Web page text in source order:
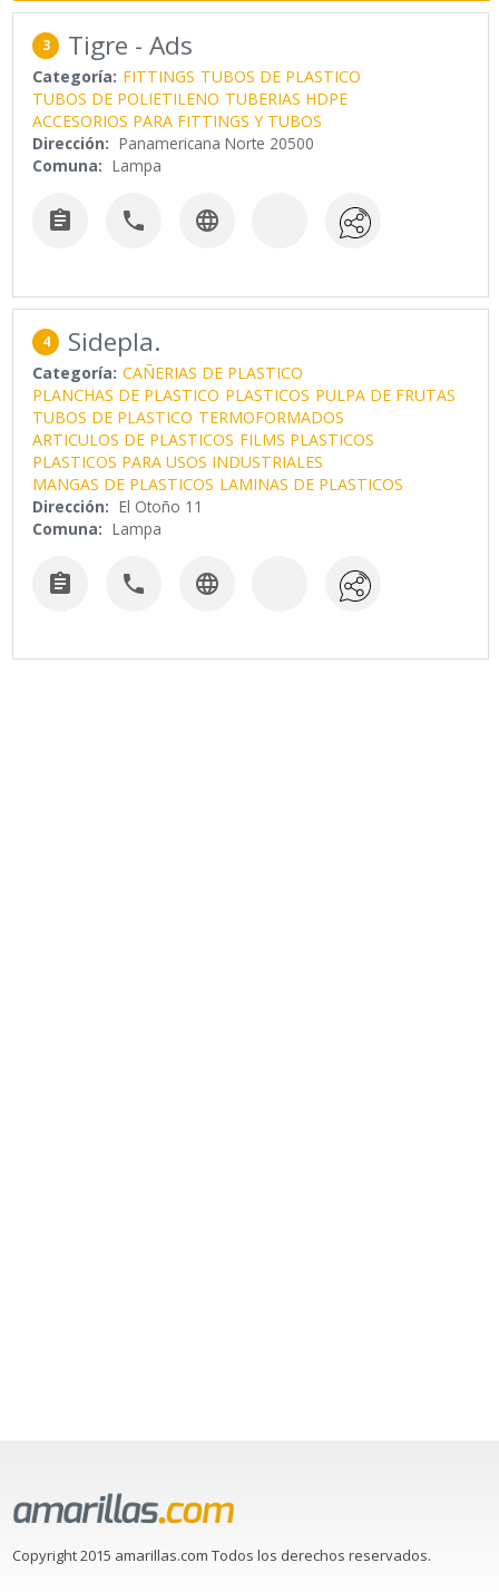
3 Tigre - Ads
Categoría: FITTINGS TUBOS DE PLASTICO
TUBOS DE POLIETILENO TUBERIAS HDPE
ACCESORIOS PARA FITTINGS Y TUBOS
Dirección: Panamericana Norte 20500
Comuna: Lampa
  
4 Sidepla.
Categoría: CAÑERIAS DE PLASTICO
PLANCHAS DE PLASTICO PLASTICOS PULPA DE FRUTAS
TUBOS DE PLASTICO TERMOFORMADOS
ARTICULOS DE PLASTICOS FILMS PLASTICOS
PLASTICOS PARA USOS INDUSTRIALES
MANGAS DE PLASTICOS LAMINAS DE PLASTICOS
Dirección: El Otoño 11
Comuna: Lampa
  
Copyright 2015 amarillas.com Todos los derechos reservados.